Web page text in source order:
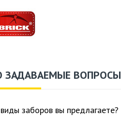
ЗАДАВАЕМЫЕ ВОПРОСЫ
заборов вы предлагаете?